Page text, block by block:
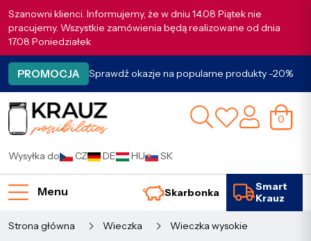
Szanowni klienci. Informujemy, że w dniu 14.08 Piątek nie
pracujemy. Wszystkie zamówienia będą realizowane od dnia
17.08 Poniedziałek
PROMOCJA Sprawdź okazje na popularne produkty -20%
0
Wysyłka do CZ DE HU SK
Menu Skarbonka
Smart
Krauz
Strona główna Wieczka Wieczka wysokie